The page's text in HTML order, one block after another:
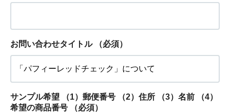
お問い合わせタイトル （必須）
サンプル希望 （1）郵便番号 （2）住所 （3）名前 （4）
希望の商品番号
（必須）